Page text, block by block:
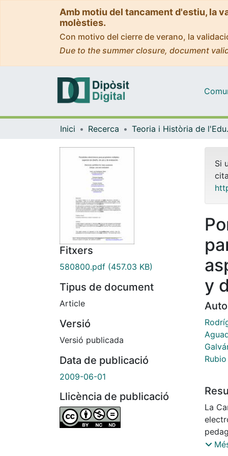
Amb motiu del tancament d'estiu, la
molèsties.
Con motivo del cierre de verano, la
Due to the summer closure, document
Inici Recerca
Fitxers
580800.pdf (457.03 KB)
Tipus de document
Article
Versió
Versió publicada
Data de publicació
2009-06-01
Llicència de publicació
Si
y
La